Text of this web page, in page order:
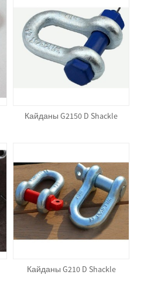
Кайданы G2150 D Shackle
Кайданы G210 D Shackle